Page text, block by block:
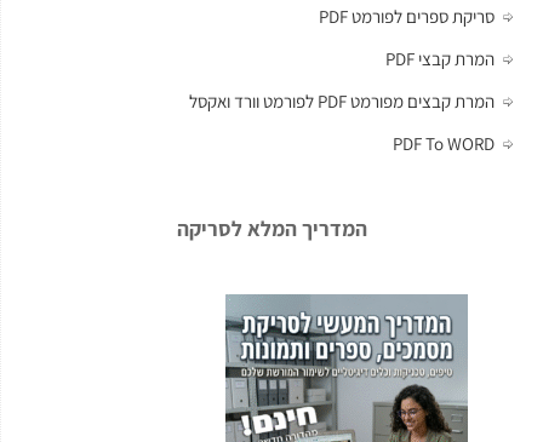
סריקת ספרים לפורמט PDF
המרת קבצי PDF
המרת קבצים מפורמט PDF לפורמט וורד ואקסל
PDF To WORD
המדריך המלא לסריקה